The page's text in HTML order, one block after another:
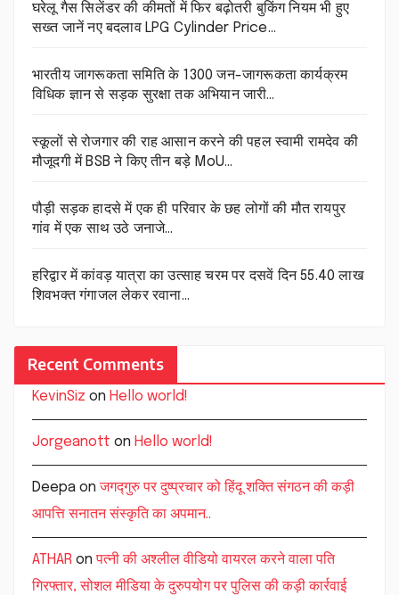
घरेलू गैस सिलेंडर की कीमतों में फिर बढ़ोतरी बुकिंग नियम भी हुए
सख्त जानें नए बदलाव LPG Cylinder Price…
भारतीय जागरूकता समिति के 1300 जन-जागरूकता कार्यक्रम
विधिक ज्ञान से सड़क सुरक्षा तक अभियान जारी…
स्कूलों से रोजगार की राह आसान करने की पहल स्वामी रामदेव की
मौजूदगी में BSB ने किए तीन बड़े MoU…
पौड़ी सड़क हादसे में एक ही परिवार के छह लोगों की मौत रायपुर
गांव में एक साथ उठे जनाजे…
हरिद्वार में कांवड़ यात्रा का उत्साह चरम पर दसवें दिन 55.40 लाख
शिवभक्त गंगाजल लेकर रवाना…
Recent Comments
KevinSiz on Hello world!
Jorgeanott on Hello world!
Deepa onजगद्गुरु पर दुष्प्रचार को हिंदू शक्ति संगठन की कड़ी
आपत्ति सनातन संस्कृति का अपमान..
ATHAR onपत्नी की अश्लील वीडियो वायरल करने वाला पति
गिरफ्तार, सोशल मीडिया के दुरुपयोग पर पुलिस की कड़ी कार्रवाई